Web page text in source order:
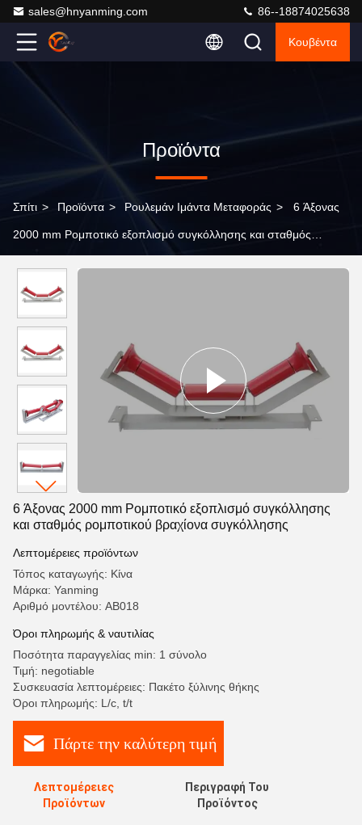
sales@hnyanming.com 86--18874025638
Κουβέντα
Προϊόντα
Σπίτι > Προϊόντα > Ρουλεμάν Ιμάντα Μεταφοράς > 6 Άξονας
2000 mm Ρομποτικό εξοπλισμό συγκόλλησης και σταθμός
6 Άξονας 2000 mm Ρομποτικό εξοπλισμό συγκόλλησης
και σταθμός ρομποτικού βραχίονα συγκόλλησης
Λεπτομέρειες προϊόντων
Τόπος καταγωγής: Κίνα
Μάρκα: Yanming
Αριθμό μοντέλου: AB018
Όροι πληρωμής & ναυτιλίας
Ποσότητα παραγγελίας min: 1 σύνολο
Τιμή: negotiable
Συσκευασία λεπτομέρειες: Πακέτο ξύλινης θήκης
Όροι πληρωμής: L/c, t/t
Πάρτε την καλύτερη τιμή
Λεπτομέρειες
Προϊόντων
Περιγραφή Του
Προϊόντος